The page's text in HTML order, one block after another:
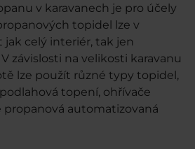
v karavanech je pro účely
topidel lze v
jak celý interiér, tak jen
závislosti na velikosti karavanu
lze použít různé typy topidel,
topení, ohřívače
automatizovaná